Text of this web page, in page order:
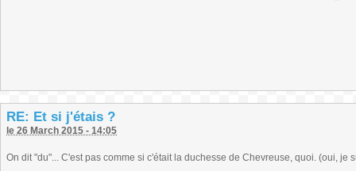
RE: Et si j'étais ?
le 26 March 2015 - 14:05
On dit "du"... C'est pas comme si c'était la duchesse de Chevreuse, quoi. (oui, je